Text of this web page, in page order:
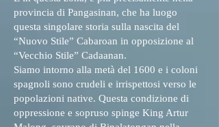
provincia di Pangasinan, che ha luogo
questa singolare storia sulla nascita del
“Nuovo Stile” Cabaroan in opposizione al
“Vecchio Stile” Cadaanan.
Siamo intorno alla metà del 1600 e i coloni
spagnoli sono crudeli e irrispettosi verso le
popolazioni native. Questa condizione di
oppressione e sopruso spinge King Artur